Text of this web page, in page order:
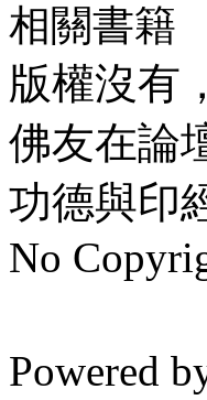
相關書籍
版權沒有
佛友在論
功德與印
No
Powered